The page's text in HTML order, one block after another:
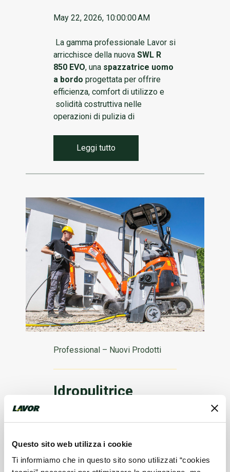
Questo sito web utilizza i cookie
Ti informiamo che in questo sito sono utilizzati “cookies
May 22, 2026, 10:00:00 AM
La gamma professionale Lavor si
arricchisce della nuova SWL R
850 EVO, una spazzatrice uomo
a bordo progettata per offrire
efficienza, comfort di utilizzo e
solidità costruttiva nelle
operazioni di pulizia di
Leggi tutto
Professional – Nuovi Prodotti
Idropulitrice
MAINE / MAINE
HR: compatta,
potente e facile da